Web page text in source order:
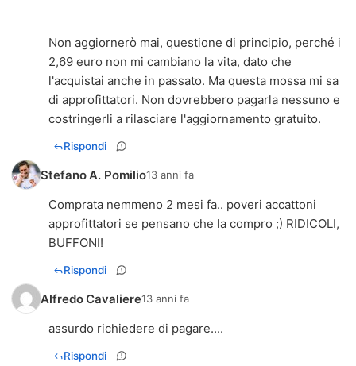
Non aggiornerò mai, questione di principio, perché i
2,69 euro non mi cambiano la vita, dato che
l'acquistai anche in passato. Ma questa mossa mi sa
di approfittatori. Non dovrebbero pagarla nessuno e
costringerli a rilasciare l'aggiornamento gratuito.
Rispondi
Stefano A. Pomilio13 anni fa
Comprata nemmeno 2 mesi fa.. poveri accattoni
approfittatori se pensano che la compro ;) RIDICOLI,
BUFFONI!
Rispondi
Alfredo Cavaliere13 anni fa
assurdo richiedere di pagare....
Rispondi